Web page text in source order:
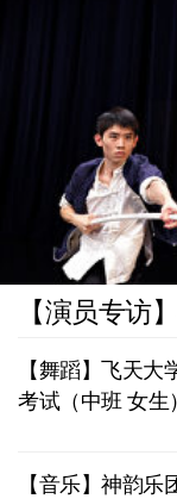
【演员专访
【舞蹈】飞天大
考试（中班 女生）
【音乐】神韵